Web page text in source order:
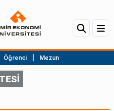
Öğrenci Mezun